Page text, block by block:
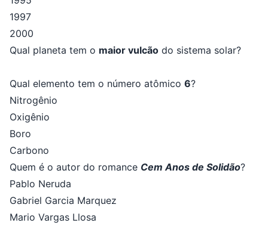
1997
2000
Qual planeta tem o maior vulcão do sistema solar?
Qual elemento tem o número atômico 6?
Nitrogênio
Oxigênio
Boro
Carbono
Quem é o autor do romance Cem Anos de Solidão?
Pablo Neruda
Gabriel Garcia Marquez
Mario Vargas Llosa